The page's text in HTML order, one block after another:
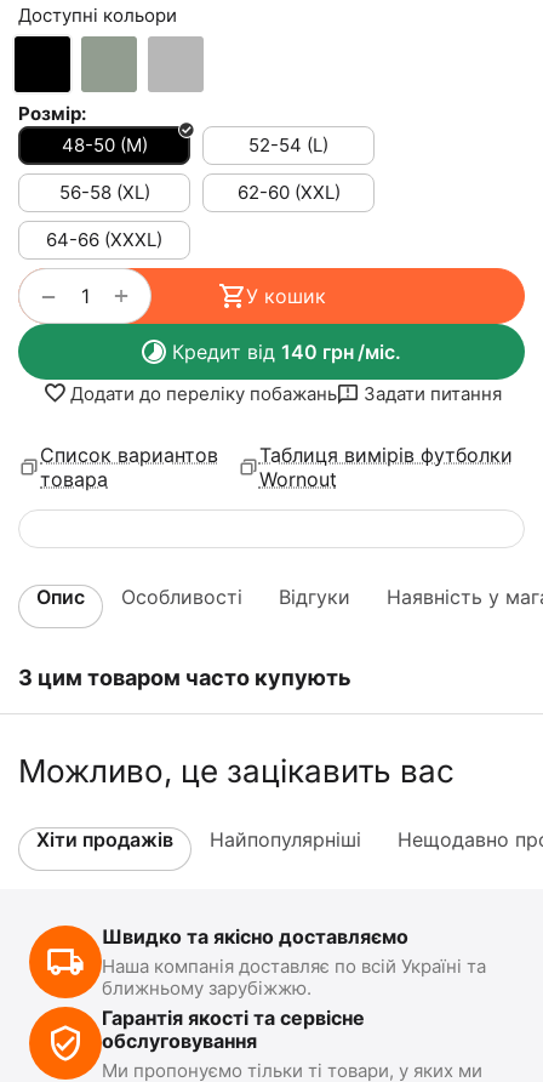
Доступні кольори
Розмір:
48-50 (M)
52-54 (L)
56-58 (XL) 62-60 (XXL)
64-66 (XXXL)
+
− У кошик
Кредит від 140 грн/міс.
Додати до переліку побажань Задати питання
Список вариантов
товара
Таблиця вимірів футболки
Wornout
Опис Особливості Відгуки Наявність у
З цим товаром часто купують
Можливо, це зацікавить вас
Хіти продажів Найпопулярніші Нещодавно
Швидко та якісно доставляємо
Наша компанія доставляє по всій Україні та
ближньому зарубіжжю.
Гарантія якості та сервісне
обслуговування
Ми пропонуємо тільки ті товари, у яких ми